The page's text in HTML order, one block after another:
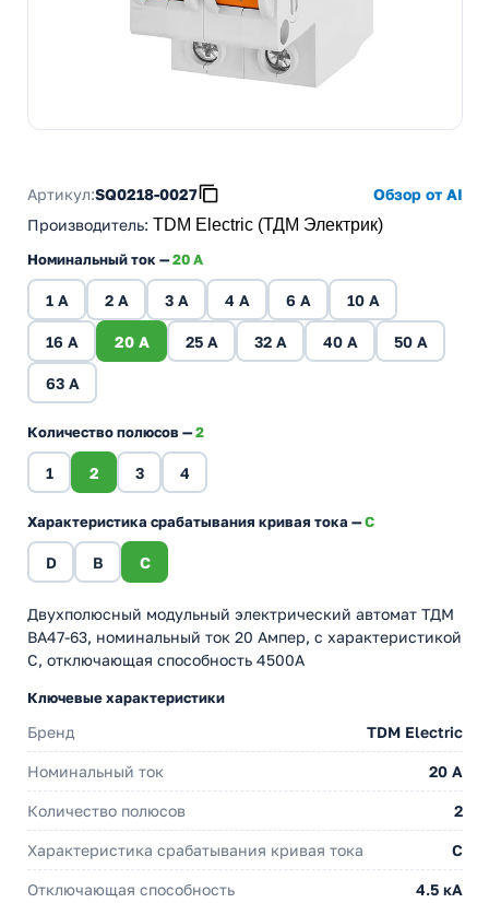
Артикул:SQ0218-0027
Обзор от AI
Производитель: TDM Electric (ТДМ Электрик)
Номинальный ток —20 A
1 A 2 A 3 A 4 A 6 A 10 A
16 A 20 A 25 A 32 A 40 A 50 A
63 A
Количество полюсов —2
1 2 3 4
Характеристика срабатывания кривая тока —C
D B C
Двухполюсный модульный электрический автомат ТДМ
ВА47-63, номинальный ток 20 Ампер, с характеристикой
С, отключающая способность 4500А
Ключевые характеристики
Бренд TDM Electric
Номинальный ток 20 A
Количество полюсов 2
Характеристика срабатывания кривая тока C
Отключающая способность 4.5 кА